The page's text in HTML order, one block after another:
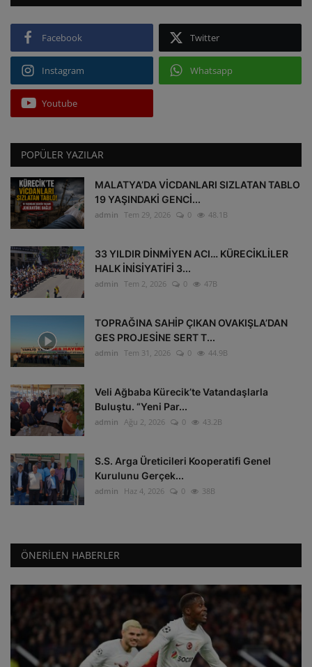
Facebook Twitter
Instagram Whatsapp
Youtube
POPÜLER YAZILAR
MALATYA’DA VİCDANLARI SIZLATAN TABLO
19 YAŞINDAKİ GENCİ...
admin Tem 29, 2026 0 48.1B
33 YILDIR DİNMİYEN ACI… KÜRECİKLİLER
HALK İNİSİYATİFİ 3...
admin Tem 2, 2026 0 47B
TOPRAĞINA SAHİP ÇIKAN OVAKIŞLA’DAN
GES PROJESİNE SERT T...
admin Tem 31, 2026 0 44.9B
Veli Ağbaba Kürecik’te Vatandaşlarla
Buluştu. “Yeni Par...
admin Ağu 2, 2026 0 43.2B
S.S. Arga Üreticileri Kooperatifi Genel
Kurulunu Gerçek...
admin Haz 4, 2026 0 38B
ÖNERILEN HABERLER